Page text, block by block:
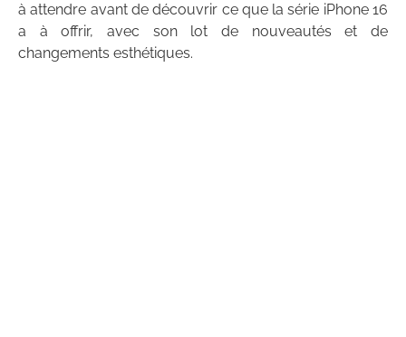
à attendre avant de découvrir ce que la série iPhone 16
a à offrir, avec son lot de nouveautés et de
changements esthétiques.